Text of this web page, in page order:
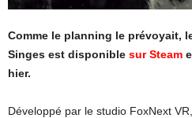
Comme le planning le prévoyait,
Singes est disponible sur Steam
hier.
Développé par le studio FoxNext